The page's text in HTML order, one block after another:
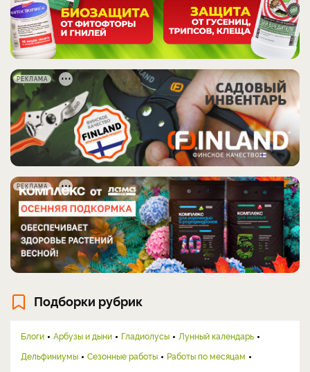
РЕКЛАМА
РЕКЛАМА
Подборки рубрик
Блоги Арбузы и дыни Гладиолусы
Лунный календарь
Дельфиниумы
Сезонные работы
Работы по месяцам